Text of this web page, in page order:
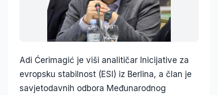
Adi Ćerimagić je viši analitičar Inicijative za
evropsku stabilnost (ESI) iz Berlina, a član je
savjetodavnih odbora Međunarodnog